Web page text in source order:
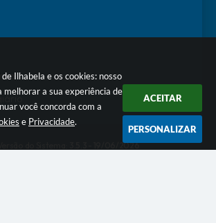
Ilhabela e os cookies: nosso
melhorar a sua experiência de
você concorda com a
e Privacidade.
ACEITAR
PERSONALIZAR
3.5.3 - 19/06/2026